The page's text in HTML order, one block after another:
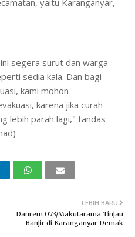
yaitu Karanganyar,
segera surut dan warga
sedia kala. Dan bagi
kami mohon
karena jika curah
lebih parah lagi," tandas
LEBIH BARU
Danrem 073/Makutarama Tinjau
Banjir di Karanganyar Demak